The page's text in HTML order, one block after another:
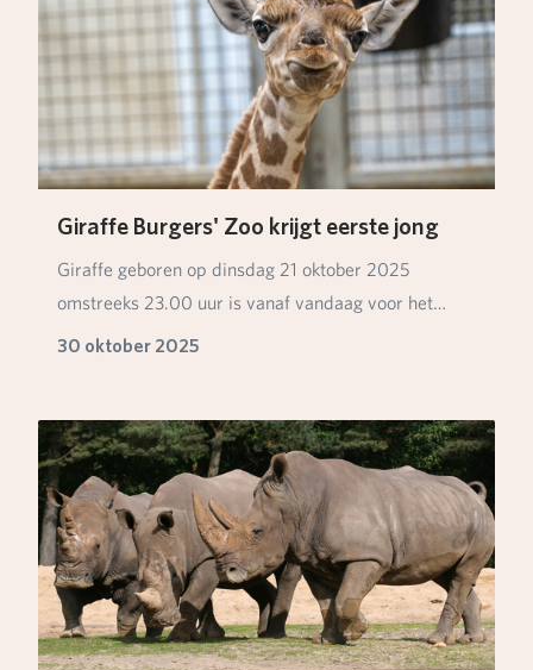
Giraffe Burgers' Zoo krijgt eerste jong
Giraffe geboren op dinsdag 21 oktober 2025
omstreeks 23.00 uur is vanaf vandaag voor het
eerst zicht…
30 oktober 2025